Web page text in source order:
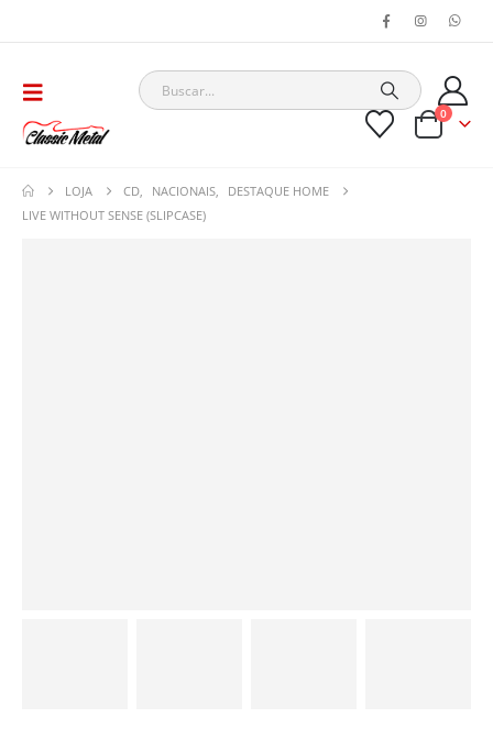
0
LOJA CD NACIONAIS
DESTAQUE HOME
LIVE WITHOUT SENSE (SLIPCASE)